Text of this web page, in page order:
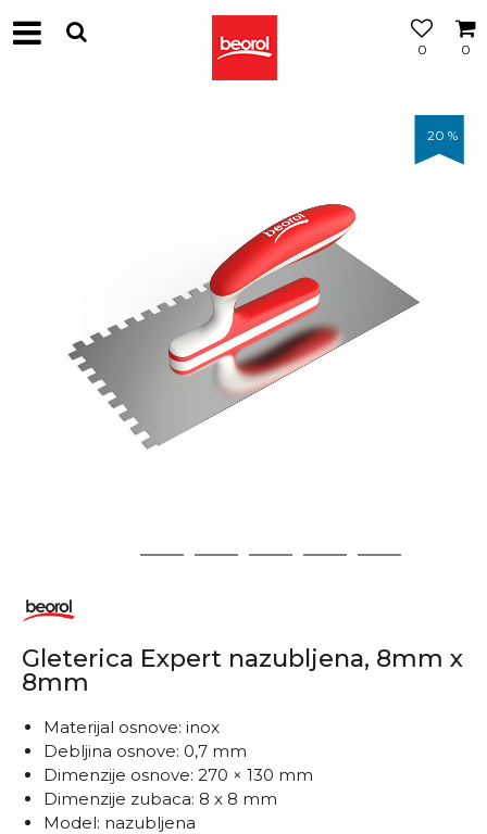
0
0
2 3 4 5 6
20 %
Gleterica Expert nazubljena, 8mm x
8mm
Materijal osnove: inox
Debljina osnove: 0,7 mm
Dimenzije osnove: 270 × 130 mm
Dimenzije zubaca: 8 x 8 mm
Model: nazubljena